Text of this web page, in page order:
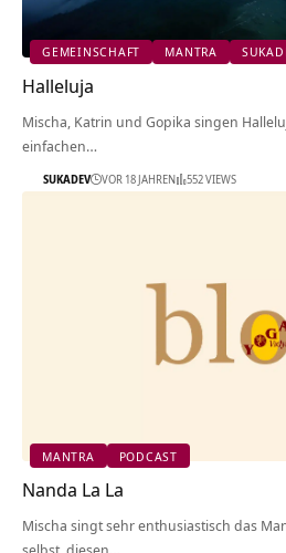
GEMEINSCHAFT MANTRA
Halleluja
Mischa, Katrin und Gopika singen
einfachen…
SUKADEV VOR 18 JAHREN 552 VIEWS
MANTRA PODCAST
Nanda La La
Mischa singt sehr enthusiastisch das